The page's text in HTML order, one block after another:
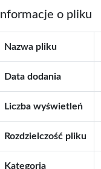
Informacje o pliku
Nazwa pliku
Data dodania
Liczba wyświetleń
Rozdzielczość pliku
Kategoria